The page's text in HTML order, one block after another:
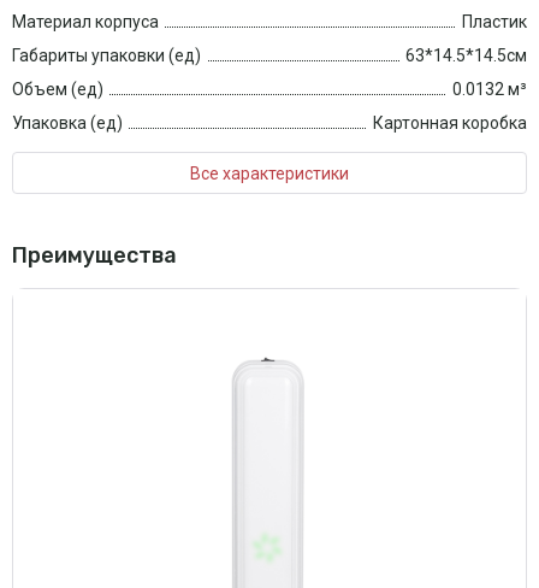
Материал корпуса
Пластик
Габариты упаковки (ед)
63*14.5*14.5см
Объем (ед)
0.0132 м³
Упаковка (ед)
Картонная коробка
Все характеристики
Преимущества